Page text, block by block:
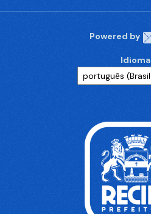
Powered by
Idioma